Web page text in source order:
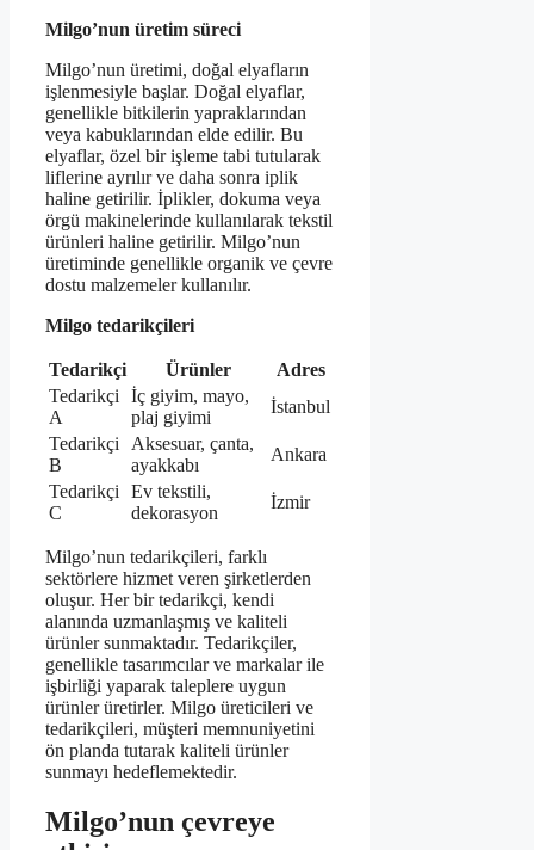
Milgo’nun üretim süreci
Milgo’nun üretimi, doğal elyafların
işlenmesiyle başlar. Doğal elyaflar,
genellikle bitkilerin yapraklarından
veya kabuklarından elde edilir. Bu
elyaflar, özel bir işleme tabi tutularak
liflerine ayrılır ve daha sonra iplik
haline getirilir. İplikler, dokuma veya
örgü makinelerinde kullanılarak tekstil
ürünleri haline getirilir. Milgo’nun
üretiminde genellikle organik ve çevre
dostu malzemeler kullanılır.
Milgo tedarikçileri
Tedarikçi Ürünler
Adres
Tedarikçi
A
İç giyim, mayo,
plaj giyimi
İstanbul
Tedarikçi
B
Aksesuar, çanta,
ayakkabı
Ankara
Tedarikçi
C
Ev tekstili,
dekorasyon
İzmir
Milgo’nun tedarikçileri, farklı
sektörlere hizmet veren şirketlerden
oluşur. Her bir tedarikçi, kendi
alanında uzmanlaşmış ve kaliteli
ürünler sunmaktadır. Tedarikçiler,
genellikle tasarımcılar ve markalar ile
işbirliği yaparak taleplere uygun
ürünler üretirler. Milgo üreticileri ve
tedarikçileri, müşteri memnuniyetini
ön planda tutarak kaliteli ürünler
sunmayı hedeflemektedir.
Milgo’nun çevreye